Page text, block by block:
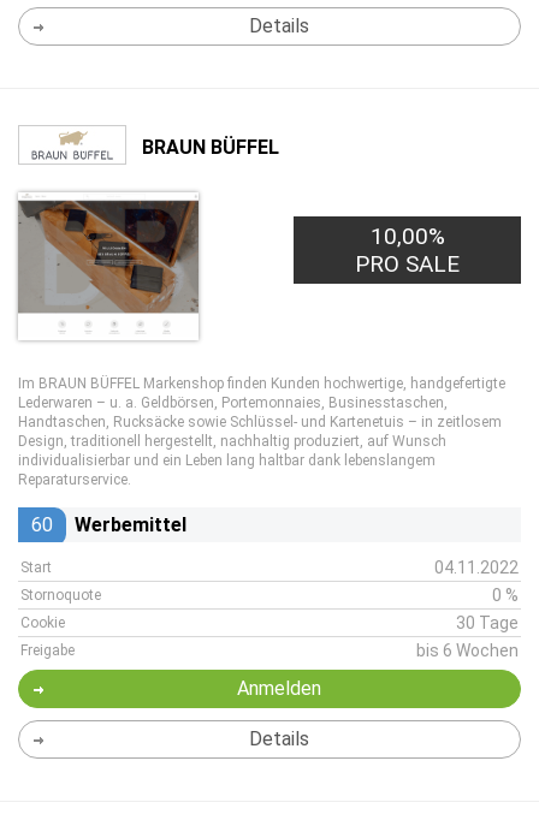
Details
BRAUN BÜFFEL
10,00%
PRO SALE
Im BRAUN BÜFFEL Markenshop finden Kunden hochwertige, handgefertigte
Lederwaren – u. a. Geldbörsen, Portemonnaies, Businesstaschen,
Handtaschen, Rucksäcke sowie Schlüssel- und Kartenetuis – in zeitlosem
Design, traditionell hergestellt, nachhaltig produziert, auf Wunsch
individualisierbar und ein Leben lang haltbar dank lebenslangem
Reparaturservice.
60 Werbemittel
Start 04.11.2022
Stornoquote 0 %
Cookie 30 Tage
Freigabe bis 6 Wochen
Anmelden
Details